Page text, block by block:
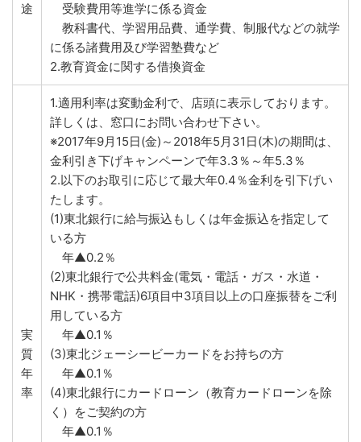
途
受験費用等進学に係る資金
教科書代、学習用品費、通学費、制服代などの就学
に係る諸費用及び学習塾費など
2.教育資金に関する借換資金
実
質
年
率
1.適用利率は変動金利で、店頭に表示しております。
詳しくは、窓口にお問い合わせ下さい。
※2017年9月15日(金)～2018年5月31日(木)の期間は、
金利引き下げキャンペーンで年3.3％～年5.3％
2.以下のお取引に応じて最大年0.4％金利を引下げい
たします。
(1)東北銀行に給与振込もしくは年金振込を指定して
いる方
年▲0.2％
(2)東北銀行で公共料金(電気・電話・ガス・水道・
NHK・携帯電話)6項目中3項目以上の口座振替をご利
用している方
年▲0.1％
(3)東北ジェーシービーカードをお持ちの方
年▲0.1％
(4)東北銀行にカードローン（教育カードローンを除
く）をご契約の方
年▲0.1％